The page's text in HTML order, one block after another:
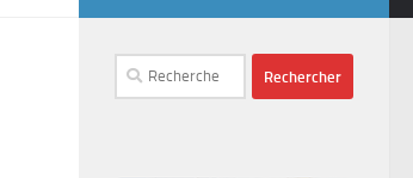
Rechercher :